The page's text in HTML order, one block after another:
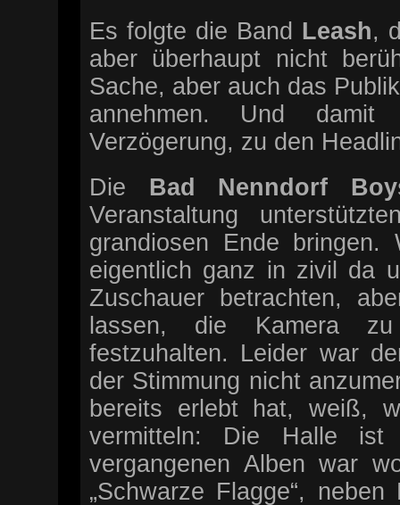
Es folgte die Band Leash,
aber überhaupt nicht
Sache, aber auch das
annehmen. Und
Verzögerung, zu den
Die Bad Nenndorf
Veranstaltung
grandiosen Ende
eigentlich ganz in zivil da
Zuschauer betrachten,
lassen, die Kamera
festzuhalten. Leider war
der Stimmung nicht
bereits erlebt hat, weiß,
vermitteln: Die Halle ist
vergangenen Alben war
„Schwarze Flagge“,